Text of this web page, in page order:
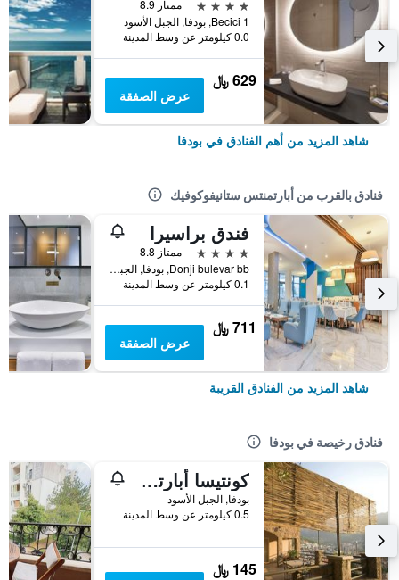
4 نجوم
ممتاز 8.9
Becici 1, بودفا, الجبل الأسود
0.0 كيلومتر عن وسط المدينة
629 ﷼
عرض الصفقة
شاهد المزيد من أهم الفنادق في بودفا
فنادق بالقرب من أبارتمنتس ستانيفوكوفيك
فندق براسيرا
4 نجوم
ممتاز 8.8
Donji bulevar bb, بودفا, الجبل الأسود
0.1 كيلومتر عن وسط المدينة
711 ﷼
عرض الصفقة
شاهد المزيد من الفنادق القريبة
فنادق رخيصة في بودفا
كونتيسا أبارتمنتس
بودفا, الجبل الأسود
0.5 كيلومتر عن وسط المدينة
145 ﷼